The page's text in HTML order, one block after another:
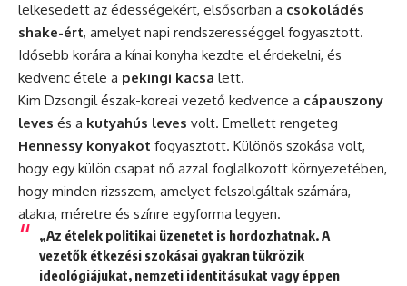
lelkesedett az édességekért, elsősorban a csokoládés
shake-ért, amelyet napi rendszerességgel fogyasztott.
Idősebb korára a kínai konyha kezdte el érdekelni, és
kedvenc étele a pekingi kacsa lett.
Kim Dzsongil észak-koreai vezető kedvence a cápauszony
leves és a kutyahús leves volt. Emellett rengeteg
Hennessy konyakot fogyasztott. Különös szokása volt,
hogy egy külön csapat nő azzal foglalkozott környezetében,
hogy minden rizsszem, amelyet felszolgáltak számára,
alakra, méretre és színre egyforma legyen.
„Az ételek politikai üzenetet is hordozhatnak. A
vezetők étkezési szokásai gyakran tükrözik
ideológiájukat, nemzeti identitásukat vagy éppen